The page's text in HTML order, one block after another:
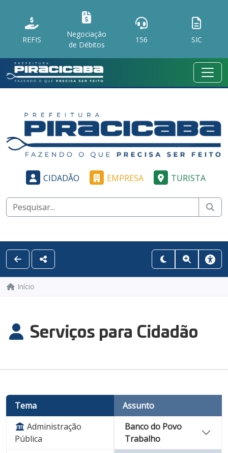
REFIS
Negociação
de Débitos
156 SIC
CIDADÃO EMPRESA TURISTA
Início
Serviços para Cidadão
Tema
Administração
Pública
Assunto
Banco do Povo
Trabalho